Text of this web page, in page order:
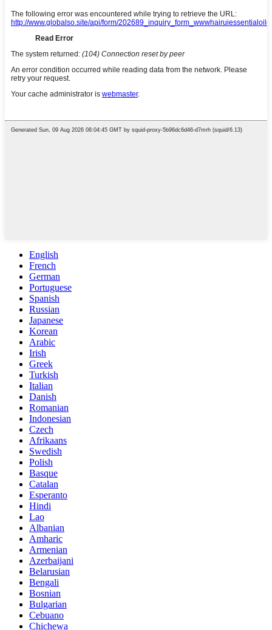
English
French
German
Portuguese
Spanish
Russian
Japanese
Korean
Arabic
Irish
Greek
Turkish
Italian
Danish
Romanian
Indonesian
Czech
Afrikaans
Swedish
Polish
Basque
Catalan
Esperanto
Hindi
Lao
Albanian
Amharic
Armenian
Azerbaijani
Belarusian
Bengali
Bosnian
Bulgarian
Cebuano
Chichewa